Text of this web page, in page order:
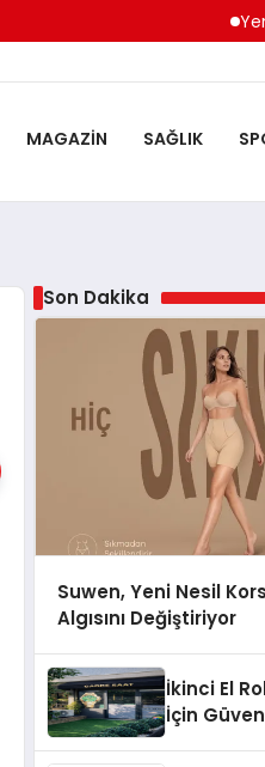
Yeni
MAGAZIN SAĞLIK
Son Dakika
Suwen, Yeni Nesil
Algısını Değiştiriyor
İkinci El
İçin